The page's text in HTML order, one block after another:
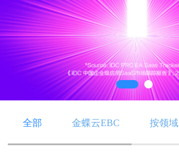
全部 金蝶云EBC 按领域